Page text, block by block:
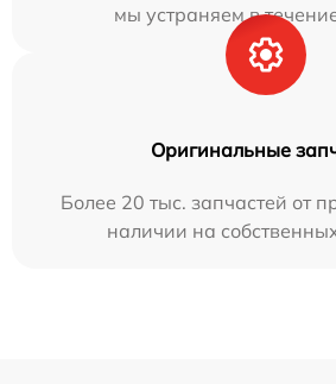
мы устраняем в
Оригинальные
Более 20 тыс. запчастей от
наличии на